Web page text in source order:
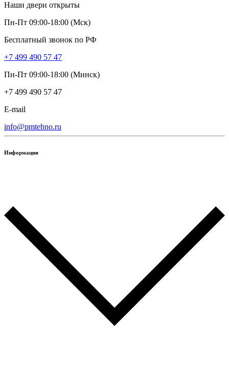
Наши двери открыты
Пн-Пт 09:00-18:00 (Мск)
Бесплатный звонок по РФ
+7 499 490 57 47
Пн-Пт 09:00-18:00 (Минск)
+7 499 490 57 47
E-mail
info@pmtehno.ru
Информация